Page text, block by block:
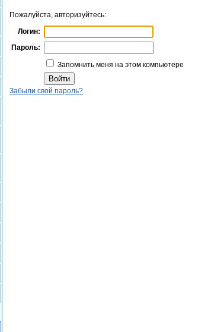
Пожалуйста, авторизуйтесь:
Логин:
Пароль:
Запомнить меня на этом компьютере
Забыли свой пароль?